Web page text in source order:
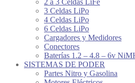
2 a 3 Celdas LiFe
3 Celdas LiPo
4 Celdas LiPo
6 Celdas LiPo
Cargadores y Medidores
Conectores
Baterías 1.2 – 4.8 – 6v
SISTEMAS DE PODER
Partes Nitro y Gasolina